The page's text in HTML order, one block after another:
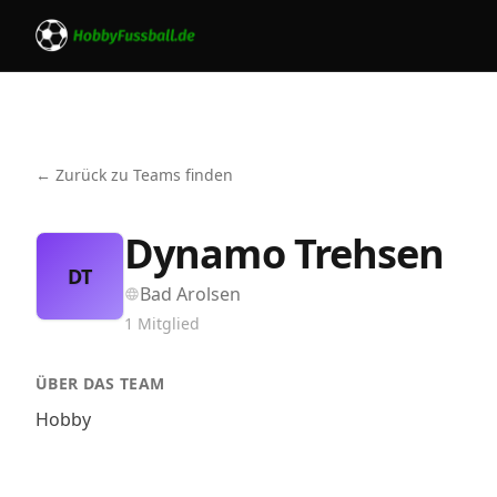
← Zurück zu Teams finden
DT Dynamo Trehsen
Bad Arolsen
1 Mitglied
ÜBER DAS TEAM
Hobby